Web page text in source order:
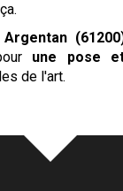
Argentan
une pose
de l'art.